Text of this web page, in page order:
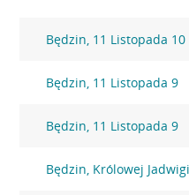
Będzin, 11 Listopada 10
Będzin, 11 Listopada 9
Będzin, 11 Listopada 9
Będzin, Królowej